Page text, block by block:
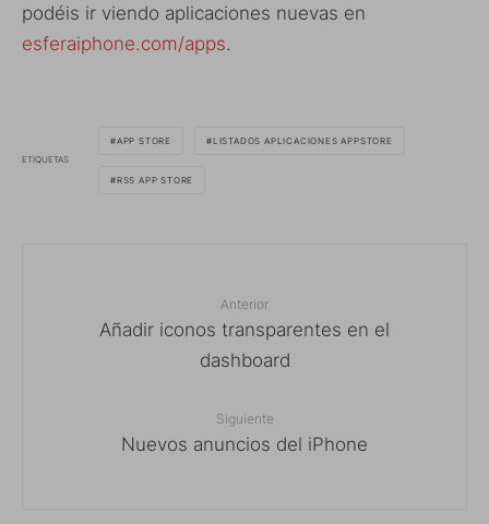
podéis ir viendo aplicaciones nuevas en
esferaiphone.com/apps.
ETIQUETAS
APP STORE LISTADOS APLICACIONES APPSTORE
RSS APP STORE
Anterior
Añadir iconos transparentes en el
dashboard
Siguiente
Nuevos anuncios del iPhone